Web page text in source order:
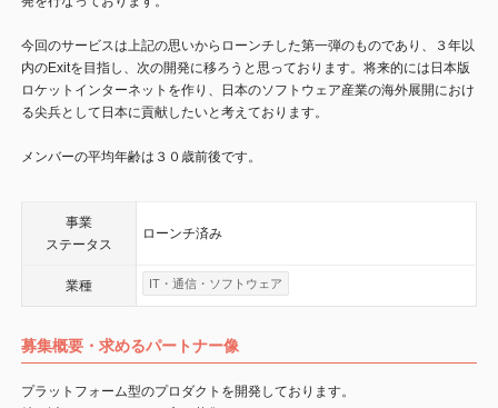
今回のサービスは上記の思いからローンチした第一弾のものであり、３年以
内のExitを目指し、次の開発に移ろうと思っております。将来的には日本版
ロケットインターネットを作り、日本のソフトウェア産業の海外展開におけ
る尖兵として日本に貢献したいと考えております。
メンバーの平均年齢は３０歳前後です。
事業
ステータス
ローンチ済み
業種 IT・通信・ソフトウェア
募集概要・求めるパートナー像
プラットフォーム型のプロダクトを開発しております。